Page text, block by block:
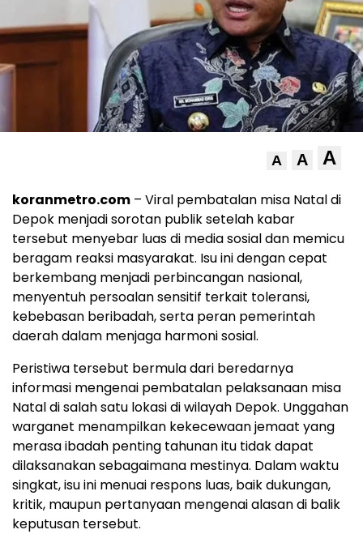
A A A
koranmetro.com – Viral pembatalan misa Natal di
Depok menjadi sorotan publik setelah kabar
tersebut menyebar luas di media sosial dan memicu
beragam reaksi masyarakat. Isu ini dengan cepat
berkembang menjadi perbincangan nasional,
menyentuh persoalan sensitif terkait toleransi,
kebebasan beribadah, serta peran pemerintah
daerah dalam menjaga harmoni sosial.
Peristiwa tersebut bermula dari beredarnya
informasi mengenai pembatalan pelaksanaan misa
Natal di salah satu lokasi di wilayah Depok. Unggahan
warganet menampilkan kekecewaan jemaat yang
merasa ibadah penting tahunan itu tidak dapat
dilaksanakan sebagaimana mestinya. Dalam waktu
singkat, isu ini menuai respons luas, baik dukungan,
kritik, maupun pertanyaan mengenai alasan di balik
keputusan tersebut.